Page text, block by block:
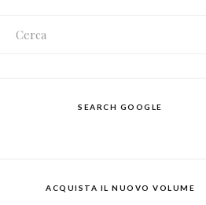
SEARCH GOOGLE
ACQUISTA IL NUOVO VOLUME